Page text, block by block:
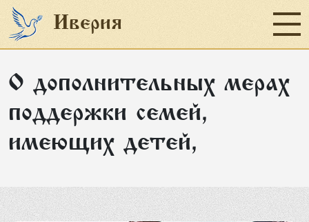
Иверия
Главная
Социальное служение
Наши проекты
Об организации
О дополнительных мерах
поддержки семей,
имеющих детей,